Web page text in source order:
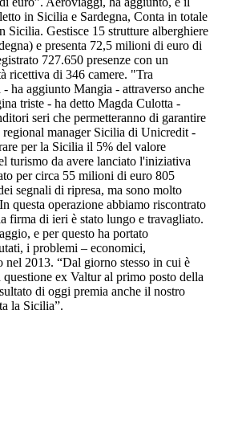
in Sicilia e Sardegna, Conta in totale
Sicilia. Gestisce 15 strutture alberghiere
e presenta 72,5 milioni di euro di
727.650 presenze con un
ricettiva di 346 camere. "Tra
ha aggiunto Mangia - attraverso anche
triste - ha detto Magda Culotta -
seri che permetteranno di garantire
manager Sicilia di Unicredit -
per la Sicilia il 5% del valore
turismo da avere lanciato l'iniziativa
per circa 55 milioni di euro 805
segnali di ripresa, ma sono molto
questa operazione abbiamo riscontrato
firma di ieri è stato lungo e travagliato.
e per questo ha portato
i problemi – economici,
2013. “Dal giorno stesso in cui è
ex Valtur al primo posto della
di oggi premia anche il nostro
la Sicilia”.